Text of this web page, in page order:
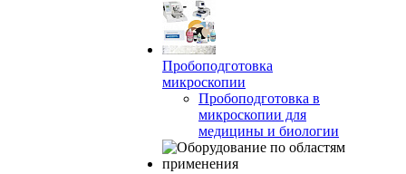
Пробоподготовка
микроскопии
Пробоподготовка в
микроскопии для
медицины и биологии